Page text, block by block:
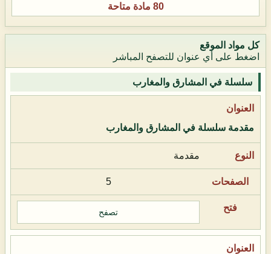
80 مادة متاحة
كل مواد الموقع
اضغط على أي عنوان للتصفح المباشر
سلسلة في المشارق والمغارب
مقدمة سلسلة في المشارق والمغارب
مقدمة
5
تصفح